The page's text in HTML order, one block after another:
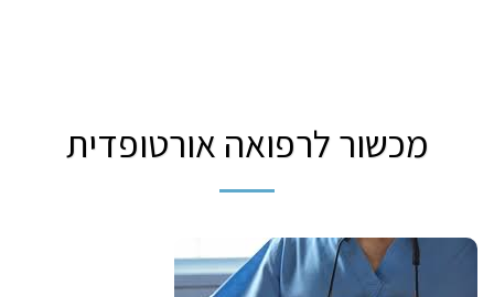
מכשור לרפואה אורטופדית